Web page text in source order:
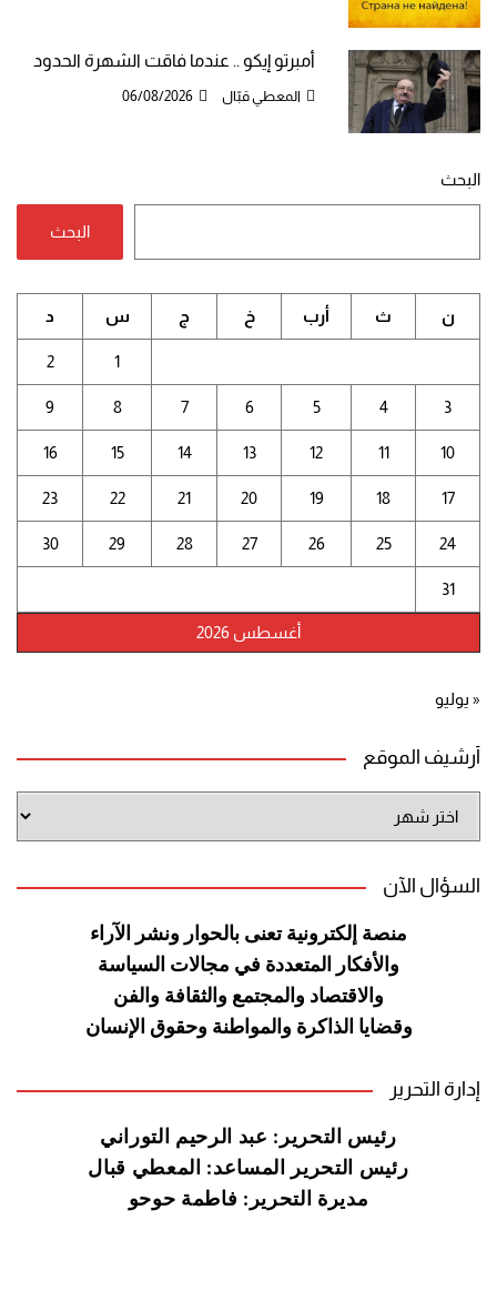
أمبرتو إيكو .. عندما فاقت الشهرة الحدود
المعطي قبّال 06/08/2026
البحث
البحث
أغسطس 2026
ن ث أرب خ ج س د
1
2
3
4
5
6
7
8
9
10
11
12
13
14
15
16
17
18
19
20
21
22
23
24
25
26
27
28
29
30
31
« يوليو
أرشيف الموقع
الموقع
السؤال الآن
منصة إلكترونية تعنى بالحوار ونشر الآراء
والأفكار المتعددة في مجالات السياسة
والاقتصاد والمجتمع والثقافة والفن
وقضايا الذاكرة والمواطنة وحقوق الإنسان
إدارة التحرير
رئيس التحرير: عبد الرحيم التوراني
رئيس التحرير المساعد: المعطي قبال
مديرة التحرير: فاطمة حوحو